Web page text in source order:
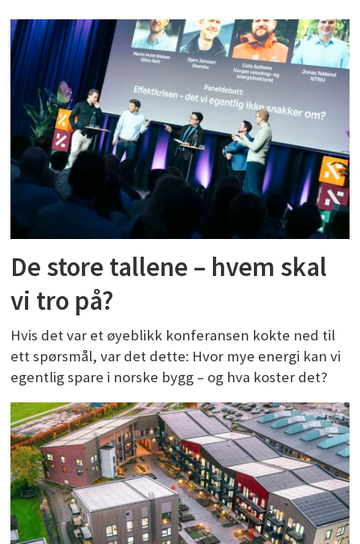
De store tallene – hvem skal
vi tro på?
Hvis det var et øyeblikk konferansen kokte ned til
ett spørsmål, var det dette: Hvor mye energi kan vi
egentlig spare i norske bygg – og hva koster det?